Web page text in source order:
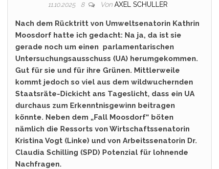
11.10.2025 8 Von AXEL SCHULLER
Nach dem Rücktritt von Umweltsenatorin Kathrin
Moosdorf hatte ich gedacht: Na ja, da ist sie
gerade noch um einen parlamentarischen
Untersuchungsausschuss (UA) herumgekommen.
Gut für sie und für ihre Grünen. Mittlerweile
kommt jedoch so viel aus dem wildwuchernden
Staatsräte-Dickicht ans Tageslicht, dass ein UA
durchaus zum Erkenntnisgewinn beitragen
könnte. Neben dem „Fall Moosdorf“ böten
nämlich die Ressorts von Wirtschaftssenatorin
Kristina Vogt (Linke) und von Arbeitssenatorin Dr.
Claudia Schilling (SPD) Potenzial für lohnende
Nachfragen.